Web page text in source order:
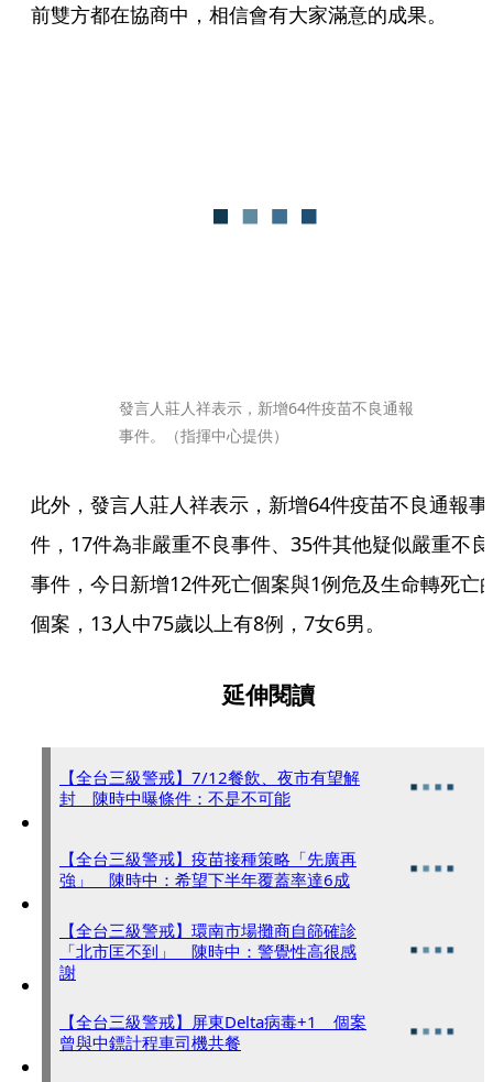
前雙方都在協商中，相信會有大家滿意的成果。
發言人莊人祥表示，新增64件疫苗不良通報
事件。（指揮中心提供）
此外，發言人莊人祥表示，新增64件疫苗不良通報事
件，17件為非嚴重不良事件、35件其他疑似嚴重不良
事件，今日新增12件死亡個案與1例危及生命轉死亡
個案，13人中75歲以上有8例，7女6男。
延伸閱讀
【全台三級警戒】7/12餐飲、夜市有望解
封 陳時中曝條件：不是不可能
【全台三級警戒】疫苗接種策略「先廣再
強」 陳時中：希望下半年覆蓋率達6成
【全台三級警戒】環南市場攤商自篩確診
「北市匡不到」 陳時中：警覺性高很感
謝
【全台三級警戒】屏東Delta病毒+1 個案
曾與中鏢計程車司機共餐